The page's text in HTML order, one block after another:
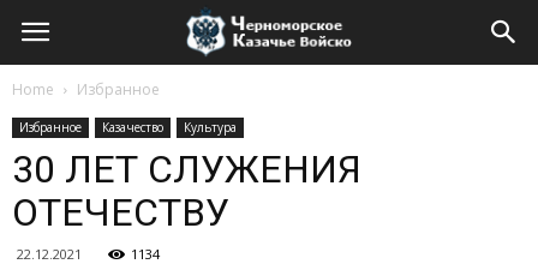
Home Избранное
Избранное Казачество Культура
30 ЛЕТ СЛУЖЕНИЯ
ОТЕЧЕСТВУ
22.12.2021 1134